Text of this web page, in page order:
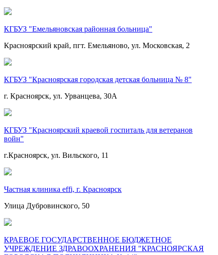
КГБУЗ "Емельяновская районная больница"
Красноярский край, пгт. Емельяново, ул. Московская, 2
КГБУЗ "Красноярская городская детская больница № 8"
г. Красноярск, ул. Урванцева, 30А
КГБУЗ "Красноярский краевой госпиталь для ветеранов
войн"
г.Красноярск, ул. Вильского, 11
Частная клиника effi, г. Красноярск
Улица Дубровинского, 50
КРАЕВОЕ ГОСУДАРСТВЕННОЕ БЮДЖЕТНОЕ
УЧРЕЖДЕНИЕ ЗДРАВООХРАНЕНИЯ "КРАСНОЯРСКАЯ